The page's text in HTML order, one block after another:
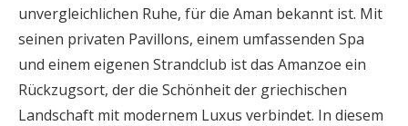
unvergleichlichen Ruhe, für die Aman bekannt ist. Mit
seinen privaten Pavillons, einem umfassenden Spa
und einem eigenen Strandclub ist das Amanzoe ein
Rückzugsort, der die Schönheit der griechischen
Landschaft mit modernem Luxus verbindet. In diesem